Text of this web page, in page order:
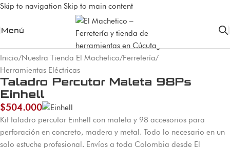
Skip to navigation Skip to main content
Menú
Inicio/Nuestra Tienda El Machetico/Ferretería/
Herramientas Eléctricas
Taladro Percutor Maleta 98Ps
Einhell
$504.000
Kit taladro percutor Einhell con maleta y 98 accesorios para
perforación en concreto, madera y metal. Todo lo necesario en un
solo estuche profesional. Envíos a toda Colombia desde El